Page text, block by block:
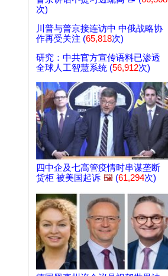
次)
川普与普京接连访中 中俄战略协
作再受关注 (65,818次)
研究：中共官方宣传语料已渗透
全球人工智慧系统 (56,912次)
四中企及七高管疫情时串谋垄断
货柜 被美国起诉 🖼️ (61,294次)